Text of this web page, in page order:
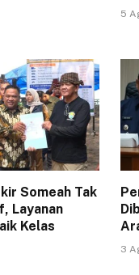
5
Someah Tak
Layanan
Kelas
3